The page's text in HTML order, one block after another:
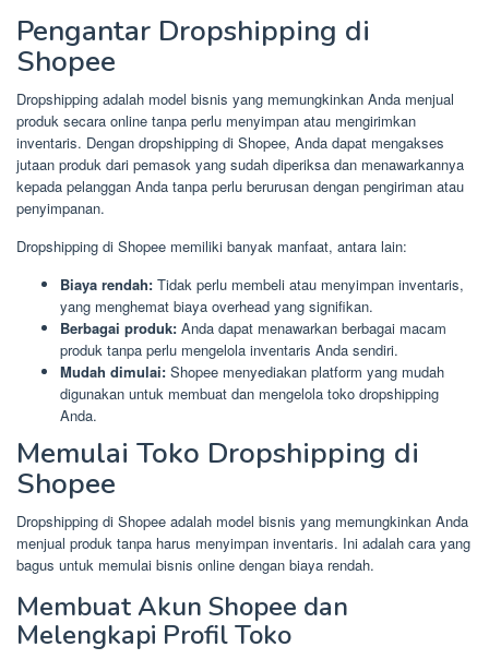
Pengantar Dropshipping di
Shopee
Dropshipping adalah model bisnis yang memungkinkan Anda menjual
produk secara online tanpa perlu menyimpan atau mengirimkan
inventaris. Dengan dropshipping di Shopee, Anda dapat mengakses
jutaan produk dari pemasok yang sudah diperiksa dan menawarkannya
kepada pelanggan Anda tanpa perlu berurusan dengan pengiriman atau
penyimpanan.
Dropshipping di Shopee memiliki banyak manfaat, antara lain:
Biaya rendah: Tidak perlu membeli atau menyimpan inventaris,
yang menghemat biaya overhead yang signifikan.
Berbagai produk: Anda dapat menawarkan berbagai macam
produk tanpa perlu mengelola inventaris Anda sendiri.
Mudah dimulai: Shopee menyediakan platform yang mudah
digunakan untuk membuat dan mengelola toko dropshipping
Anda.
Memulai Toko Dropshipping di
Shopee
Dropshipping di Shopee adalah model bisnis yang memungkinkan Anda
menjual produk tanpa harus menyimpan inventaris. Ini adalah cara yang
bagus untuk memulai bisnis online dengan biaya rendah.
Membuat Akun Shopee dan
Melengkapi Profil Toko